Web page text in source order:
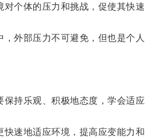
个体的压力和挑战，促使其快速
外部压力不可避免，但也是个人
持乐观、积极地态度，学会适应
速地适应环境，提高应变能力和